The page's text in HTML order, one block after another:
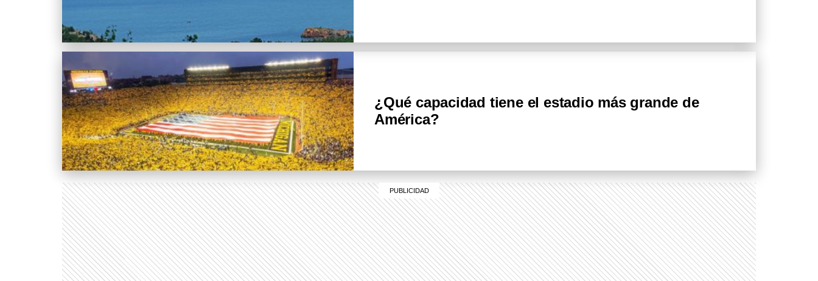
¿Qué capacidad tiene el estadio más grande de
América?